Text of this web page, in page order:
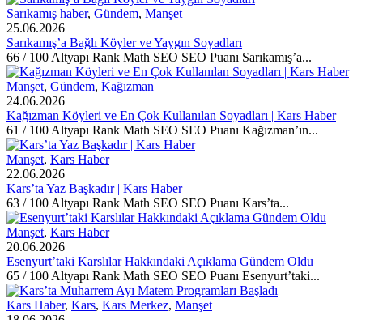
Sarıkamış haber, Gündem, Manşet
25.06.2026
Sarıkamış’a Bağlı Köyler ve Yaygın Soyadları
66 / 100 Altyapı Rank Math SEO SEO Puanı Sarıkamış’a...
Manşet, Gündem, Kağızman
24.06.2026
Kağızman Köyleri ve En Çok Kullanılan Soyadları | Kars Haber
61 / 100 Altyapı Rank Math SEO SEO Puanı Kağızman’ın...
Manşet, Kars Haber
22.06.2026
Kars’ta Yaz Başkadır | Kars Haber
63 / 100 Altyapı Rank Math SEO SEO Puanı Kars’ta...
Manşet, Kars Haber
20.06.2026
Esenyurt’taki Karslılar Hakkındaki Açıklama Gündem Oldu
65 / 100 Altyapı Rank Math SEO SEO Puanı Esenyurt’taki...
Kars Haber, Kars, Kars Merkez, Manşet